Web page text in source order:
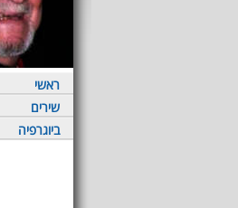
ראשי
שירים
ביוגרפיה